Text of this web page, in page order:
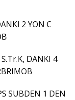
2 YON C
DANKI 4
SUBDEN 1 DEN